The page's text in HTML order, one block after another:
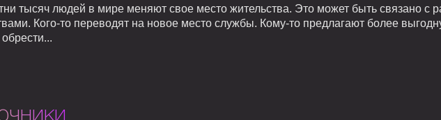
тысяч людей в мире меняют свое место жительства. Это может быть связано с
Кого-то переводят на новое место службы. Кому-то предлагают более